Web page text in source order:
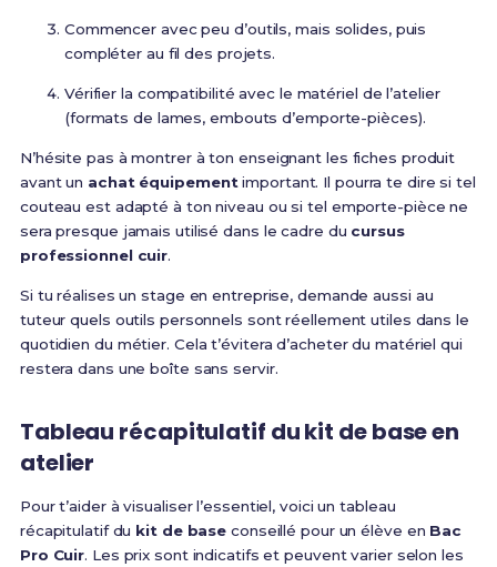
Commencer avec peu d’outils, mais solides, puis
compléter au fil des projets.
Vérifier la compatibilité avec le matériel de l’atelier
(formats de lames, embouts d’emporte-pièces).
N’hésite pas à montrer à ton enseignant les fiches produit
avant un achat équipementimportant. Il pourra te dire si tel
couteau est adapté à ton niveau ou si tel emporte-pièce ne
sera presque jamais utilisé dans le cadre du cursus
professionnel cuir.
Si tu réalises un stage en entreprise, demande aussi au
tuteur quels outils personnels sont réellement utiles dans le
quotidien du métier. Cela t’évitera d’acheter du matériel qui
restera dans une boîte sans servir.
Tableau récapitulatif du kit de base en
atelier
Pour t’aider à visualiser l’essentiel, voici un tableau
récapitulatif du kit de base conseillé pour un élève en Bac
Pro Cuir. Les prix sont indicatifs et peuvent varier selon les